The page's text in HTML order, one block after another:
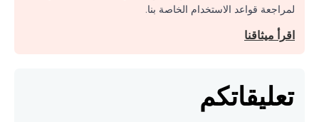
لمراجعة قواعد الاستخدام الخاصة بنا.
اقرأ ميثاقنا
تعليقاتكم